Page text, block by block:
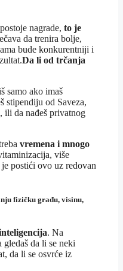
nagrade, to je
da trenira bolje,
bude konkurentniji i
Da li od trčanja
samo ako imaš
stipendiju od Saveza,
ili da nađeš privatnog
vremena i mnogo
više
postići ovo uz redovan
fizičku građu, visinu,
. Na
gledaš da li se neki
da li se osvrće iz